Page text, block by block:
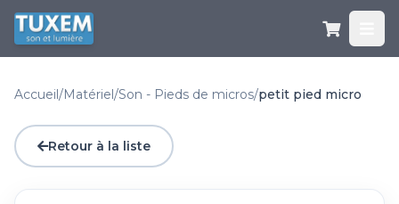
Accueil/Matériel/Son - Pieds de micros/petit pied micro
Retour à la liste